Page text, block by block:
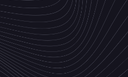
Estrategia
Equipos
Sustentabilidad
Marketing & ventas
Marketing & ventas
Innovación
Financiamiento
Ver todos los artículos